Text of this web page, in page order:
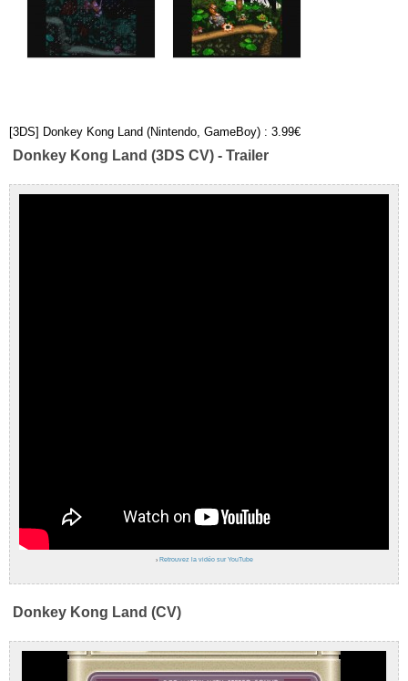
[3DS] Donkey Kong Land (Nintendo, GameBoy) : 3.99€
Donkey Kong Land (3DS CV) - Trailer
› Retrouvez la vidéo sur YouTube
Donkey Kong Land (CV)